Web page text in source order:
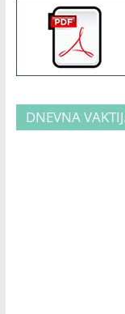
DNEVNA